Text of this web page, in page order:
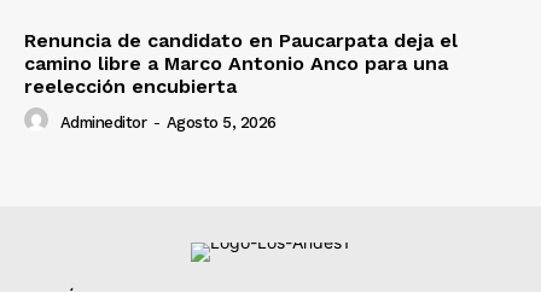
Renuncia de candidato en Paucarpata deja el
camino libre a Marco Antonio Anco para una
reelección encubierta
Admineditor - Agosto 5, 2026